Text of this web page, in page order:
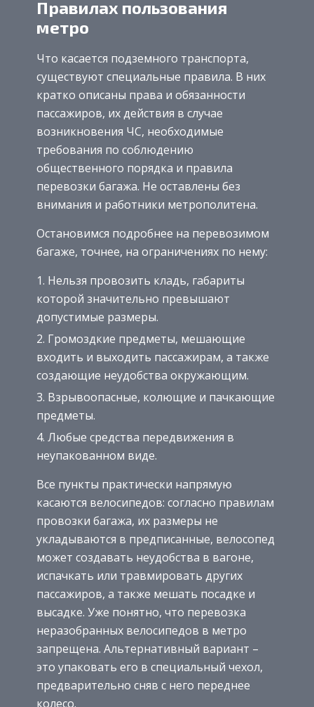
Правилах пользования
метро
Что касается подземного транспорта,
существуют специальные правила. В них
кратко описаны права и обязанности
пассажиров, их действия в случае
возникновения ЧС, необходимые
требования по соблюдению
общественного порядка и правила
перевозки багажа. Не оставлены без
внимания и работники метрополитена.
Остановимся подробнее на перевозимом
багаже, точнее, на ограничениях по нему:
Нельзя провозить кладь, габариты
которой значительно превышают
допустимые размеры.
Громоздкие предметы, мешающие
входить и выходить пассажирам, а также
создающие неудобства окружающим.
Взрывоопасные, колющие и пачкающие
предметы.
Любые средства передвижения в
неупакованном виде.
Все пункты практически напрямую
касаются велосипедов: согласно правилам
провозки багажа, их размеры не
укладываются в предписанные, велосопед
может создавать неудобства в вагоне,
испачкать или травмировать других
пассажиров, а также мешать посадке и
высадке. Уже понятно, что перевозка
неразобранных велосипедов в метро
запрещена. Альтернативный вариант –
это упаковать его в специальный чехол,
предварительно сняв с него переднее
колесо.